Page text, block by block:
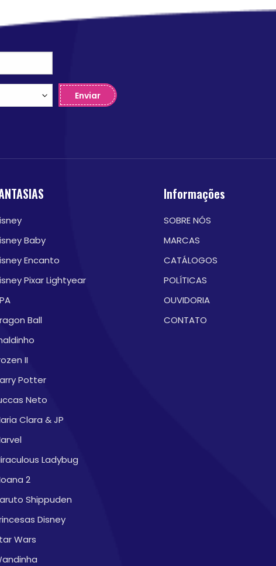
Enviar
Baby
Encanto
Pixar Lightyear
Ball
II
Potter
Neto
Clara & JP
Ladybug
2
Shippuden
Disney
Wars
Informações
SOBRE NÓS
MARCAS
CATÁLOGOS
POLÍTICAS
OUVIDORIA
CONTATO